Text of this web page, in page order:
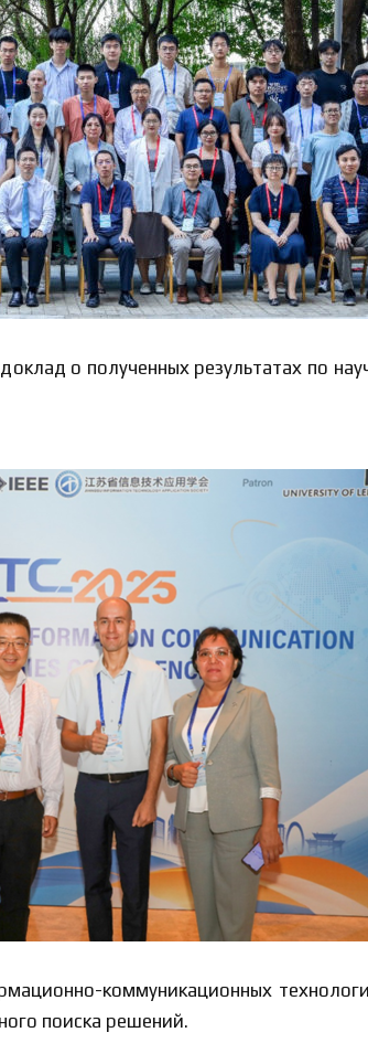
о полученных результатах по
коммуникационных
поиска решений.